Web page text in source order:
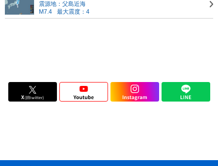
震源地：父島近海
M7.4
最大震度：4